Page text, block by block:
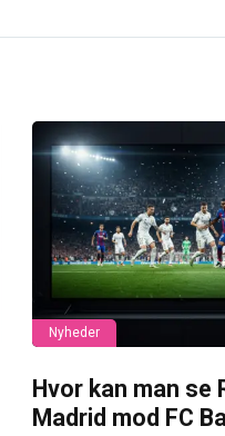
Nyheder
Hvor kan man se
Madrid mod FC